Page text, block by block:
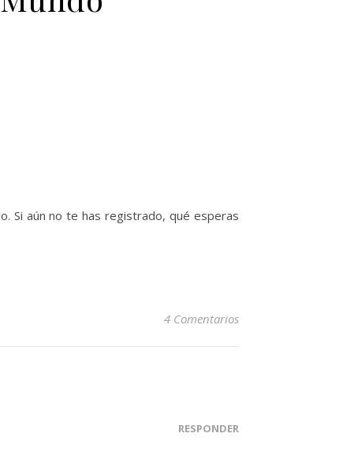
Si aún no te has registrado, qué esperas
4 Comentarios
RESPONDER